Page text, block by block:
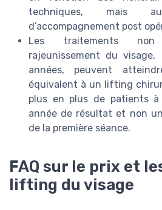
techniques, mais
d’accompagnement post
Les traitements
rajeunissement du visage,
années, peuvent
équivalent à un lifting
plus en plus de patients
année de résultat et non
de la première séance.
FAQ sur le prix et
lifting du visage